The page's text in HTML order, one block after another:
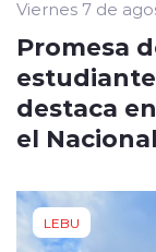
Viernes 7 de
Promesa
destaca
el Nacional
LEBU